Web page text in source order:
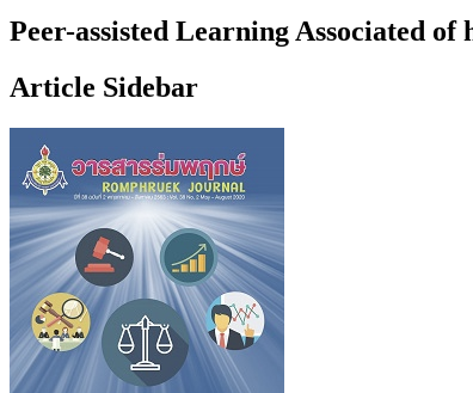
Peer-assisted Learning Associated
Article Sidebar